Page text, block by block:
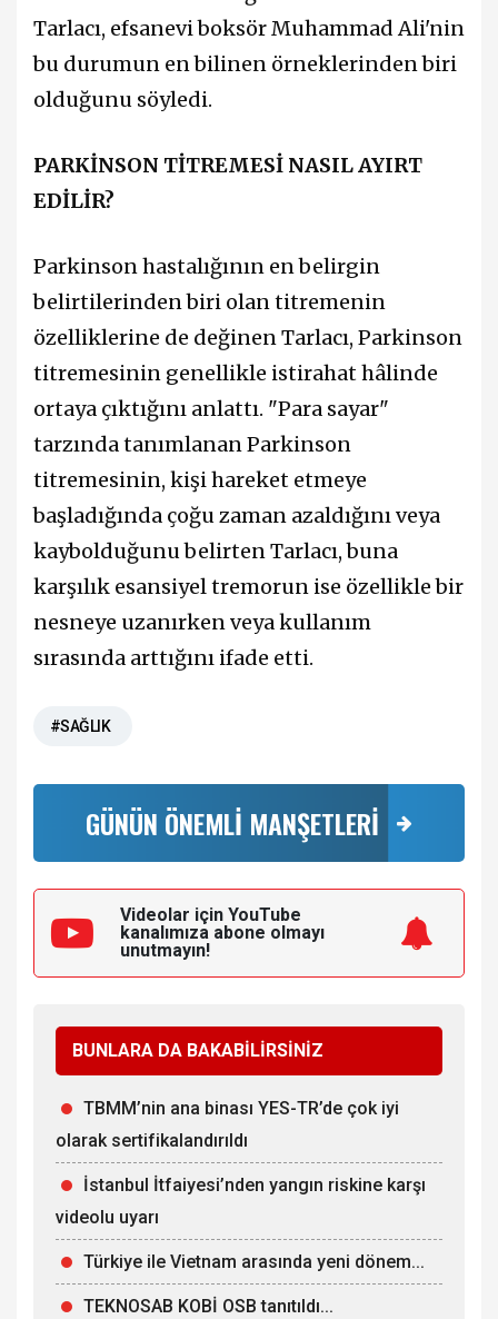
Tarlacı, efsanevi boksör Muhammad Ali'nin
bu durumun en bilinen örneklerinden biri
olduğunu söyledi.
PARKİNSON TİTREMESİ NASIL AYIRT
EDİLİR?
Parkinson hastalığının en belirgin
belirtilerinden biri olan titremenin
özelliklerine de değinen Tarlacı, Parkinson
titremesinin genellikle istirahat hâlinde
ortaya çıktığını anlattı. "Para sayar"
tarzında tanımlanan Parkinson
titremesinin, kişi hareket etmeye
başladığında çoğu zaman azaldığını veya
kaybolduğunu belirten Tarlacı, buna
karşılık esansiyel tremorun ise özellikle bir
nesneye uzanırken veya kullanım
sırasında arttığını ifade etti.
#SAĞLIK
GÜNÜN ÖNEMLİ MANŞETLERİ
Videolar için YouTube
kanalımıza abone olmayı
unutmayın!
BUNLARA DA BAKABİLİRSİNİZ
TBMM’nin ana binası YES-TR’de çok iyi
olarak sertifikalandırıldı
İstanbul İtfaiyesi’nden yangın riskine karşı
videolu uyarı
Türkiye ile Vietnam arasında yeni dönem...
TEKNOSAB KOBİ OSB tanıtıldı...